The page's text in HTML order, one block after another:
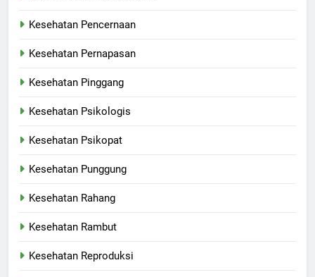
Kesehatan Pencernaan
Kesehatan Pernapasan
Kesehatan Pinggang
Kesehatan Psikologis
Kesehatan Psikopat
Kesehatan Punggung
Kesehatan Rahang
Kesehatan Rambut
Kesehatan Reproduksi